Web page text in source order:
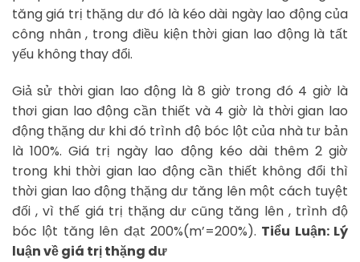
tăng giá trị thặng dư đó là kéo dài ngày lao động của
công nhân , trong điều kiện thời gian lao động là tất
yếu không thay đổi.
Giả sử thời gian lao động là 8 giờ trong đó 4 giờ là
thơi gian lao động cần thiết và 4 giờ là thời gian lao
động thặng dư khi đó trình độ bóc lột của nhà tư bản
là 100%. Giá trị ngày lao động kéo dài thêm 2 giờ
trong khi thời gian lao động cần thiết không đổi thì
thời gian lao động thặng dư tăng lên một cách tuyệt
đối , vì thế giá trị thặng dư cũng tăng lên , trình độ
bóc lột tăng lên đạt 200%(m’=200%). Tiểu Luận: Lý
luận về giá trị thặng dư